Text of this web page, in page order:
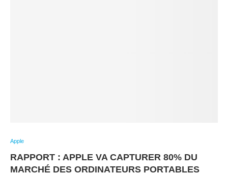
Apple
RAPPORT : APPLE VA CAPTURER 80% DU
MARCHÉ DES ORDINATEURS PORTABLES